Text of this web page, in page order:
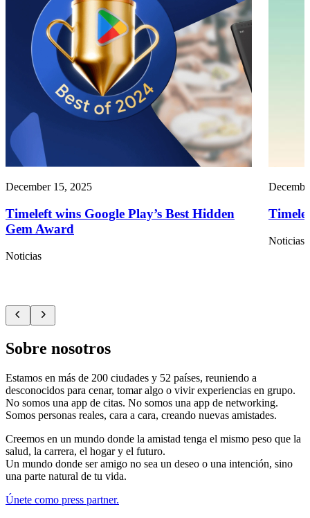
December 15, 2025
Timeleft wins Google Play’s Best Hidden
Gem Award
Noticias
Noticias
Sobre nosotros
Estamos en más de 200 ciudades y 52 países, reuniendo a
desconocidos para cenar, tomar algo o vivir experiencias en grupo.
No somos una app de citas. No somos una app de networking.
Somos personas reales, cara a cara, creando nuevas amistades.
Creemos en un mundo donde la amistad tenga el mismo peso que la
salud, la carrera, el hogar y el futuro.
Un mundo donde ser amigo no sea un deseo o una intención, sino
una parte natural de tu vida.
Únete como press partner.